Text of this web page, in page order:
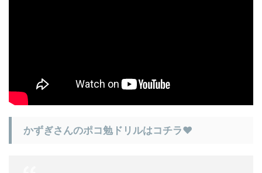
かずぎさんのポコ勉ドリルはコチラ♥